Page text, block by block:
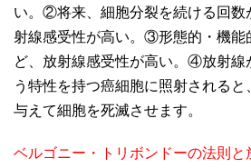
い。② 将来、細胞分裂を続ける回数
射線感受性が高い。③形態的・機能
ど、放射線感受性が高い。 ④放射線
う特性を持つ癌細胞に照射される
与えて細胞を死滅させます。
ベルゴニー・トリボンドーの法則と